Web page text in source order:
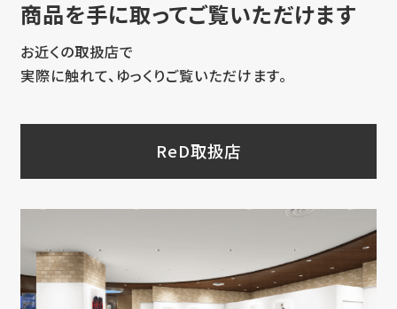
商品を手に取ってご覧いただけます
お近くの取扱店で
実際に触れて、ゆっくりご覧いただけます。
ReD取扱店